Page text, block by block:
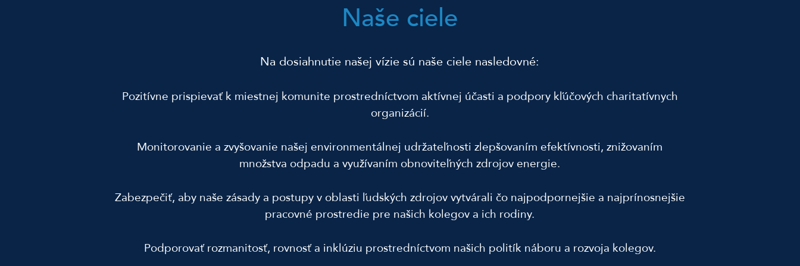
Naše ciele
Na dosiahnutie našej vízie sú naše ciele nasledovné:
Pozitívne prispievať k miestnej komunite prostredníctvom aktívnej účasti a podpory kľúčových charitatívnych
organizácií.
Monitorovanie a zvyšovanie našej environmentálnej udržateľnosti zlepšovaním efektívnosti, znižovaním
množstva odpadu a využívaním obnoviteľných zdrojov energie.
Zabezpečiť, aby naše zásady a postupy v oblasti ľudských zdrojov vytvárali čo najpodpornejšie a najprínosnejšie
pracovné prostredie pre našich kolegov a ich rodiny.
Podporovať rozmanitosť, rovnosť a inklúziu prostredníctvom našich politík náboru a rozvoja kolegov.